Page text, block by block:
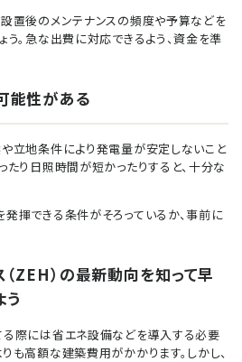
置後のメンテナンスの頻度や予算などを
う。急な出費に対応できるよう、資金を準
能性がある
立地条件により発電量が安定しないこと
たり日照時間が短かったりすると、十分な
揮できる条件がそろっているか、事前に
ZEH）の最新動向を知って早
際には省エネ設備などを導入する必要
も高額な建築費用がかかります。しかし、